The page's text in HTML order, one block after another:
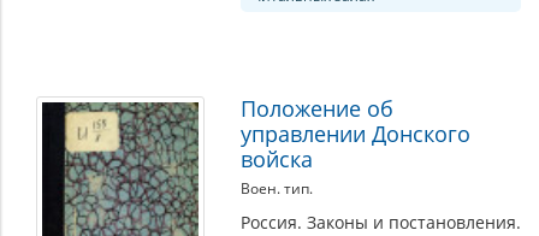
Положение об
управлении Донского
войска
Воен. тип.
Россия. Законы и постановления.